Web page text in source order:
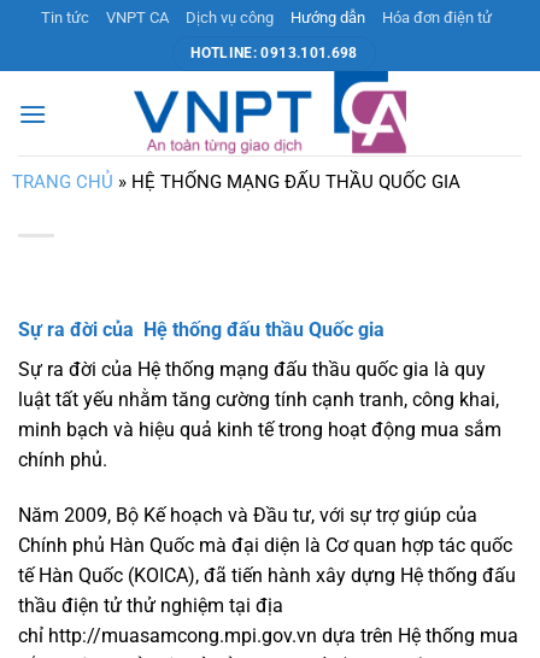
nội
dung
Tin tức VNPT CA Dịch vụ công Hướng dẫn Hóa đơn điện tử
HOTLINE: 0913.101.698
TRANG CHỦ » HỆ THỐNG MẠNG ĐẤU THẦU QUỐC GIA
Sự ra đời của Hệ thống đấu thầu Quốc gia
Sự ra đời của Hệ thống mạng đấu thầu quốc gia là quy
luật tất yếu nhằm tăng cường tính cạnh tranh, công khai,
minh bạch và hiệu quả kinh tế trong hoạt động mua sắm
chính phủ.
Năm 2009, Bộ Kế hoạch và Đầu tư, với sự trợ giúp của
Chính phủ Hàn Quốc mà đại diện là Cơ quan hợp tác quốc
tế Hàn Quốc (KOICA), đã tiến hành xây dựng Hệ thống đấu
thầu điện tử thử nghiệm tại địa
chỉ http://muasamcong.mpi.gov.vn dựa trên Hệ thống mua